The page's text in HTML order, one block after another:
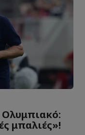
Ολυμπιακό:
μπαλιές»!